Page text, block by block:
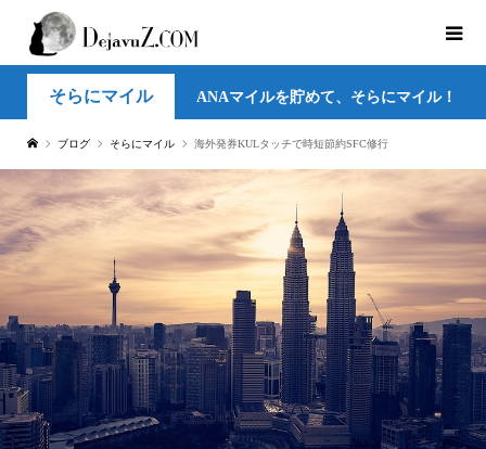
そらにマイル ANAマイルを貯めて、そらにマイル！
ブログ そらにマイル 海外発券KULタッチで時短節約SFC修行